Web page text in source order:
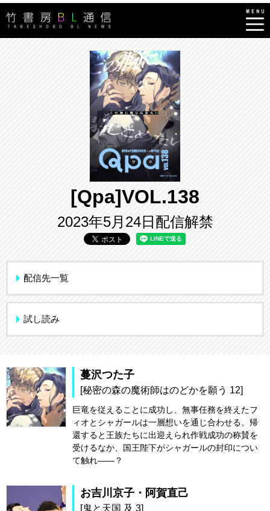
[Qpa]VOL.138
2023年5月24日配信解禁
配信先一覧
試し読み
蔓沢つた子
[秘密の森の魔術師はのどかを願う 12]
巨竜を従えることに成功し、無事任務を終えたフ
ィオとシャガールは一層想いを通じ合わせる。帰
還すると王族たちに出迎えられ作戦成功の称賛を
受けるなか、国王陛下がシャガールの封印につい
て触れ――？
お吉川京子・阿賀直己
[鬼と天国 及 3]